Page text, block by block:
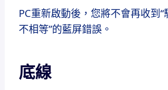
PC重新啟動後，您將不會再收到
不相等”的藍屏錯誤。
底線